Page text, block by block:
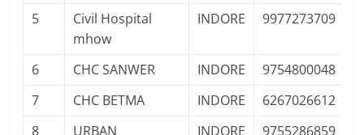
5
Civil Hospital
mhow
INDORE 9977273709
6 CHC SANWER INDORE 9754800048
7
CHC BETMA INDORE 6267026612
8
URBAN INDORE 9755286859